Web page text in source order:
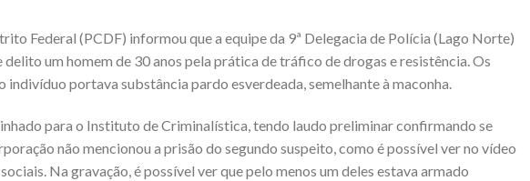
Federal (PCDF) informou que a equipe da 9ª Delegacia de Polícia (Lago Norte)
um homem de 30 anos pela prática de tráfico de drogas e resistência. Os
indivíduo portava substância pardo esverdeada, semelhante à maconha.
para o Instituto de Criminalística, tendo laudo preliminar confirmando se
não mencionou a prisão do segundo suspeito, como é possível ver no vídeo
Na gravação, é possível ver que pelo menos um deles estava armado